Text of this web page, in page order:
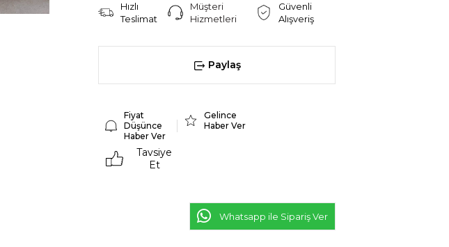
Hızlı
Teslimat
Müşteri
Hizmetleri
Güvenli
Alışveriş
Paylaş
Fiyat
Düşünce
Haber Ver
Gelince
Haber Ver
Tavsiye
Et
Whatsapp ile Sipariş Ver